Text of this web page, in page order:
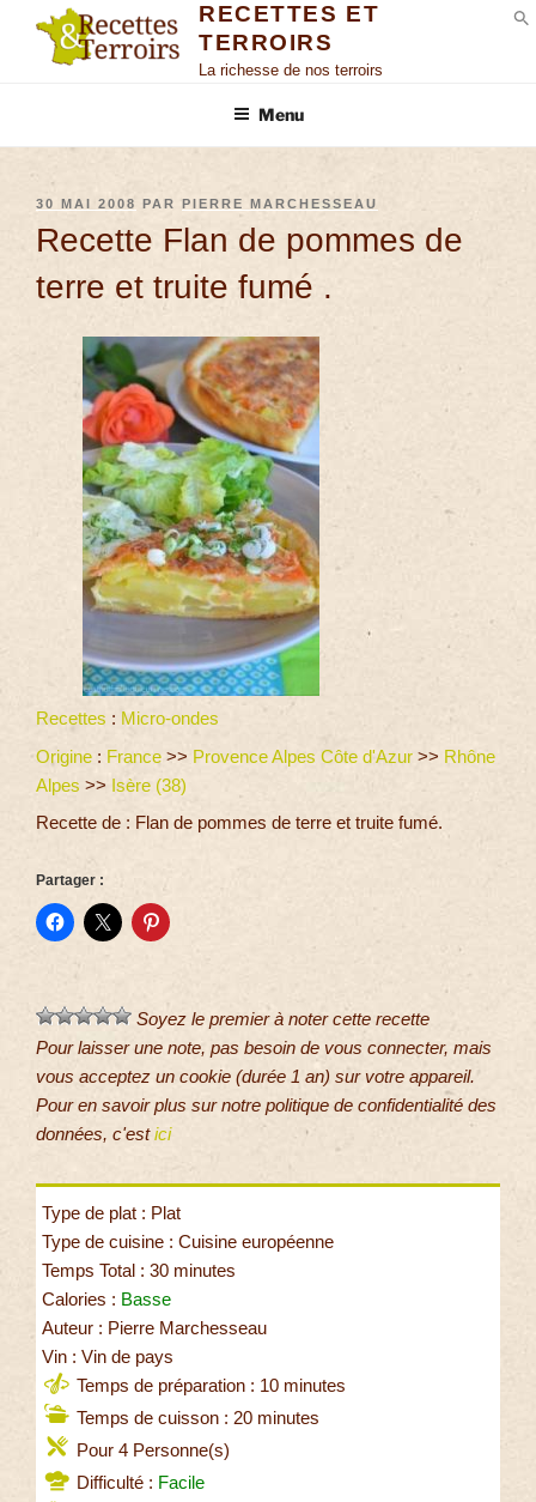
RECETTES ET
TERROIRS
La richesse de nos terroirs
Menu
30 MAI 2008 PAR PIERRE MARCHESSEAU
Recette Flan de pommes de
terre et truite fumé .
Recettes : Micro-ondes
Origine : France >> Provence Alpes Côte d'Azur >> Rhône
Alpes >> Isère (38)
Recette de : Flan de pommes de terre et truite fumé.
Partager :
Soyez le premier à noter cette recette
Pour laisser une note, pas besoin de vous connecter, mais
vous acceptez un cookie (durée 1 an) sur votre appareil.
Pour en savoir plus sur notre politique de confidentialité des
données, c'estici
Type de plat : Plat
Type de cuisine : Cuisine européenne
Temps Total : 30 minutes
Calories : Basse
Auteur : Pierre Marchesseau
Vin : Vin de pays
Temps de préparation : 10 minutes
Temps de cuisson : 20 minutes
Pour 4 Personne(s)
Difficulté : Facile